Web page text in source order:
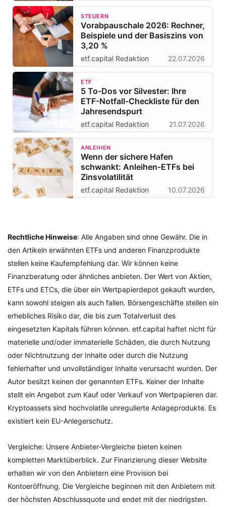
STEUERN
Vorabpauschale 2026: Rechner,
Beispiele und der Basiszins von
3,20 %
etf.capital Redaktion 22.07.2026
ETF
5 To-Dos vor Silvester: Ihre
ETF-Notfall-Checkliste für den
Jahresendspurt
etf.capital Redaktion 21.07.2026
ANLEIHEN
Wenn der sichere Hafen
schwankt: Anleihen-ETFs bei
Zinsvolatilität
etf.capital Redaktion 10.07.2026
Rechtliche Hinweise: Alle Angaben sind ohne Gewähr. Die in
den Artikeln erwähnten ETFs und anderen Finanzprodukte
stellen keine Kaufempfehlung dar. Wir können keine
Finanzberatung oder ähnliches anbieten. Der Wert von Aktien,
ETFs und ETCs, die über ein Wertpapierdepot gekauft wurden,
kann sowohl steigen als auch fallen. Börsengeschäfte stellen ein
erhebliches Risiko dar, die bis zum Totalverlust des
eingesetzten Kapitals führen können. etf.capital haftet nicht für
materielle und/oder immaterielle Schäden, die durch Nutzung
oder Nichtnutzung der Inhalte oder durch die Nutzung
fehlerhafter und unvollständiger Inhalte verursacht wurden. Der
Autor besitzt keinen der genannten ETFs. Keiner der Inhalte
stellt ein Angebot zum Kauf oder Verkauf von Wertpapieren dar.
Kryptoassets sind hochvolatile unregulierte Anlageprodukte. Es
existiert kein EU-Anlegerschutz.
Vergleiche: Unsere Anbieter-Vergleiche bieten keinen
kompletten Marktüberblick. Zur Finanzierung dieser Website
erhalten wir von den Anbietern eine Provision bei
Kontoeröffnung. Die Vergleiche beginnen mit den Anbietern mit
der höchsten Abschlussquote und endet mit der niedrigsten.